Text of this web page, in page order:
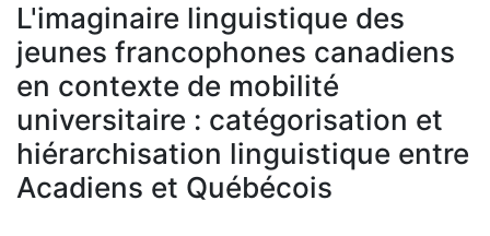
À propos
L'imaginaire linguistique des
jeunes francophones canadiens
en contexte de mobilité
universitaire : catégorisation et
hiérarchisation linguistique entre
Acadiens et Québécois